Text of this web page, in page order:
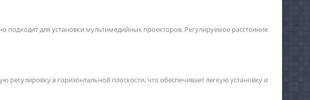
подходит для установки мультимедийных проекторов. Регулируемое расстояние
в горизонтальной плоскости, что обеспечивает легкую установку и